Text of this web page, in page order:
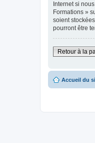
Internet si
Formations »
soient
pourront être
Retour à la
Accueil du